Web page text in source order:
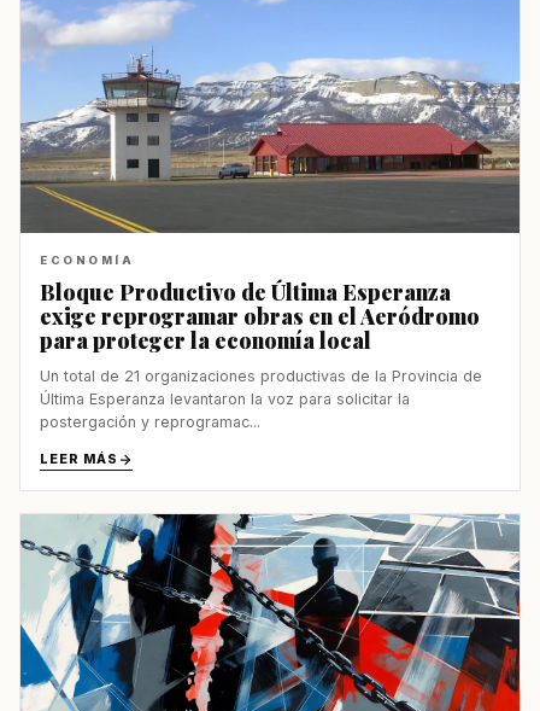
ECONOMÍA
Bloque Productivo de Última Esperanza
exige reprogramar obras en el Aeródromo
para proteger la economía local
Un total de 21 organizaciones productivas de la Provincia de
Última Esperanza levantaron la voz para solicitar la
postergación y reprogramac...
LEER MÁS